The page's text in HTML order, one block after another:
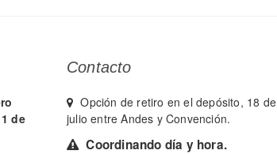
de
Contacto
Opción de retiro en el depósito, 18 de
julio entre Andes y Convención.
Coordinando día y hora.